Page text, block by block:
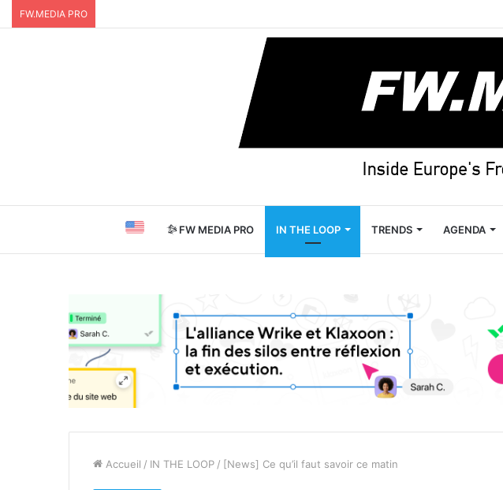
FW.MEDIA PRO
FW MEDIA PRO IN THE LOOP TRENDS AGENDA
Accueil / IN THE LOOP / [News] Ce qu’il faut savoir ce matin